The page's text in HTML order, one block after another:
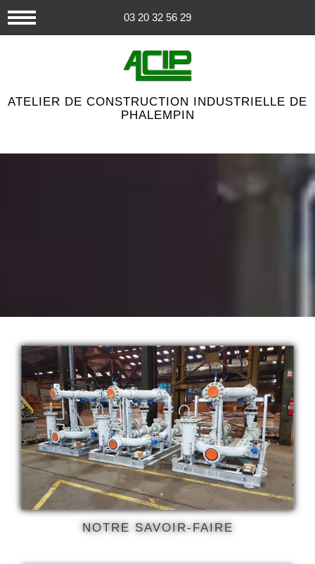
03 20 32 56 29
ATELIER DE CONSTRUCTION INDUSTRIELLE DE
PHALEMPIN
NOTRE SAVOIR-FAIRE